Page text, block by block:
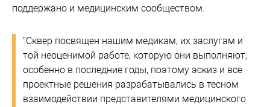
поддержано и медицинским сообществом.
"Сквер посвящен нашим медикам, их заслугам и
той неоценимой работе, которую они выполняют,
особенно в последние годы, поэтому эскиз и все
проектные решения разрабатывались в тесном
взаимодействии представителями медицинского